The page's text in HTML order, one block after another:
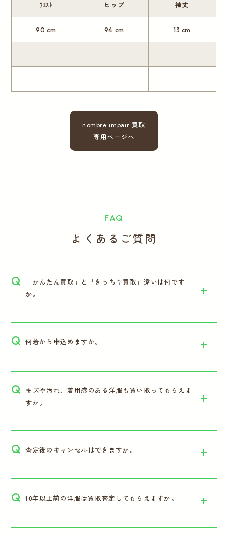
ｳｴｽﾄ
90 cm
ヒップ
94 cm
袖丈
13 cm
nombre impair 買取
専用ページへ
FAQ
よくあるご質問
Q
「かんたん買取」と「きっちり買取」違いは何です
か。
Q 何着から申込めますか。
Q キズや汚れ、着用感のある洋服も買い取ってもらえま
すか。
Q 査定後のキャンセルはできますか。
Q 10年以上前の洋服は買取査定してもらえますか。